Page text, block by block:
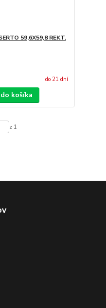
59,6X59,8 REKT.
do 21 dní
košíka
z 1